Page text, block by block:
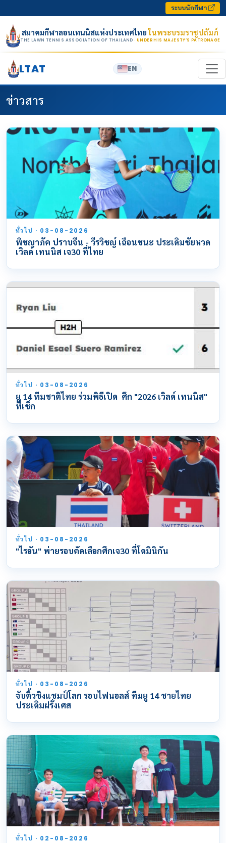
ระบบนักกีฬา
สมาคมกีฬาลอนเทนนิสแห่งประเทศไทยในพระบรมราชูปถัมภ์
THE LAWN TENNIS ASSOCIATION OF THAILAND · UNDER HIS MAJESTY’S PATRONAGE
LTAT EN
ข่าวสาร
ทั่วไป · 03-08-2026
พิชญาภัค ปราบจีน - วีรวิชญ์ เฉือนชนะ ประเดิมชัยหวด
เวิลด์ เทนนิส เจ30 ที่ไทย
ทั่วไป · 03-08-2026
ยู 14 ทีมชาติไทย ร่วมพิธีเปิด ศึก "2026 เวิลด์ เทนนิส"
ที่เช็ก
ทั่วไป · 03-08-2026
"ไรอัน" พ่ายรอบคัดเลือกศึกเจ30 ที่โดมินิกัน
ทั่วไป · 03-08-2026
จับติ้วชิงแชมป์โลก รอบไฟนอลส์ ทีมยู 14 ชายไทย
ประเดิมฝรั่งเศส
ทั่วไป · 02-08-2026